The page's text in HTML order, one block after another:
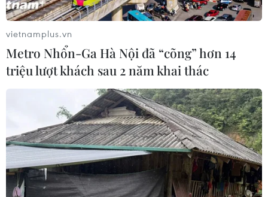
Quan chức Mỹ bi quan về khả năng đạt
thỏa thuận với Trung Quốc
09/12/2018 22:57
Đại diện Thương mại Mỹ Robert Lighthizer cho rằng thời
điểm 1/3/2019 là thời hạn chót đầy khó khăn để đạt
được thỏa thuận nhằm ngăn chặn một cuộc chiến
vietnamplus.vn
Metro Nhổn-Ga Hà Nội đã “cõng” hơn 14
triệu lượt khách sau 2 năm khai thác